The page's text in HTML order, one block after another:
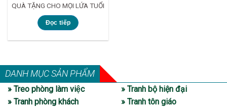
QUÀ TẶNG CHO MỌI LỨA TUỔI
Đọc tiếp
DANH MỤC SẢN PHẨM
» Treo phòng làm việc
» Tranh phòng khách
» Tranh bộ hiện đại
» Tranh tôn giáo